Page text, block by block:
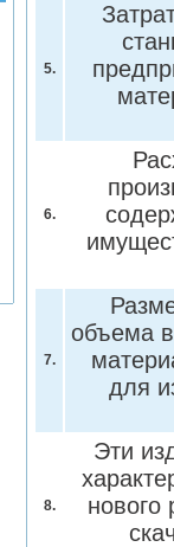
5.
6.
7.
объема
для
8.
Эти
нового